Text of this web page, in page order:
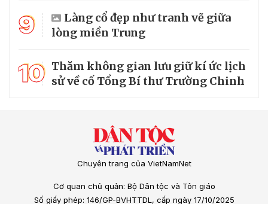
9
Làng cổ đẹp như tranh vẽ giữa
lòng miền Trung
10 Thăm không gian lưu giữ kí ức lịch
sử về cố Tổng Bí thư Trường Chinh
Chuyên trang của VietNamNet
Cơ quan chủ quản: Bộ Dân tộc và Tôn giáo
Số giấy phép: 146/GP-BVHTTDL, cấp ngày 17/10/2025